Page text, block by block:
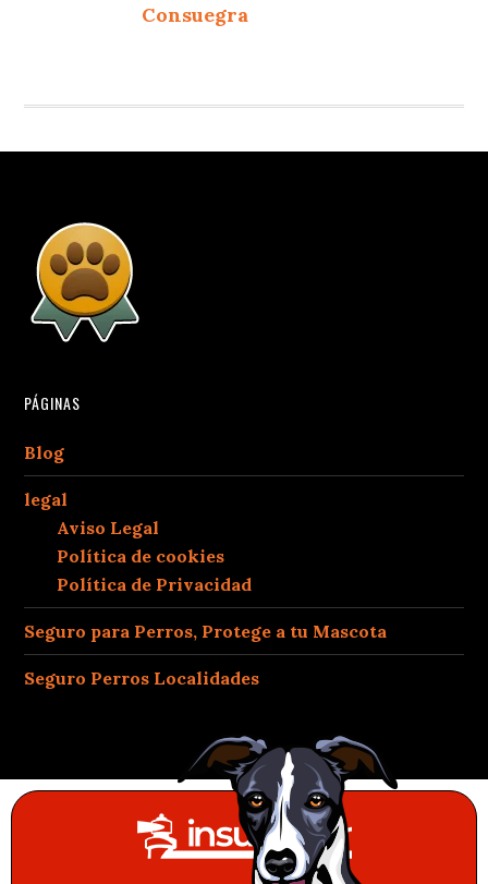
Consuegra
PÁGINAS
Blog
legal
Aviso Legal
Política de cookies
Política de Privacidad
Seguro para Perros, Protege a tu Mascota
Seguro Perros Localidades